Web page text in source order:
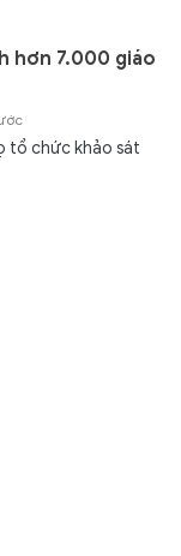
hơn 7.000 giáo
tổ chức khảo sát